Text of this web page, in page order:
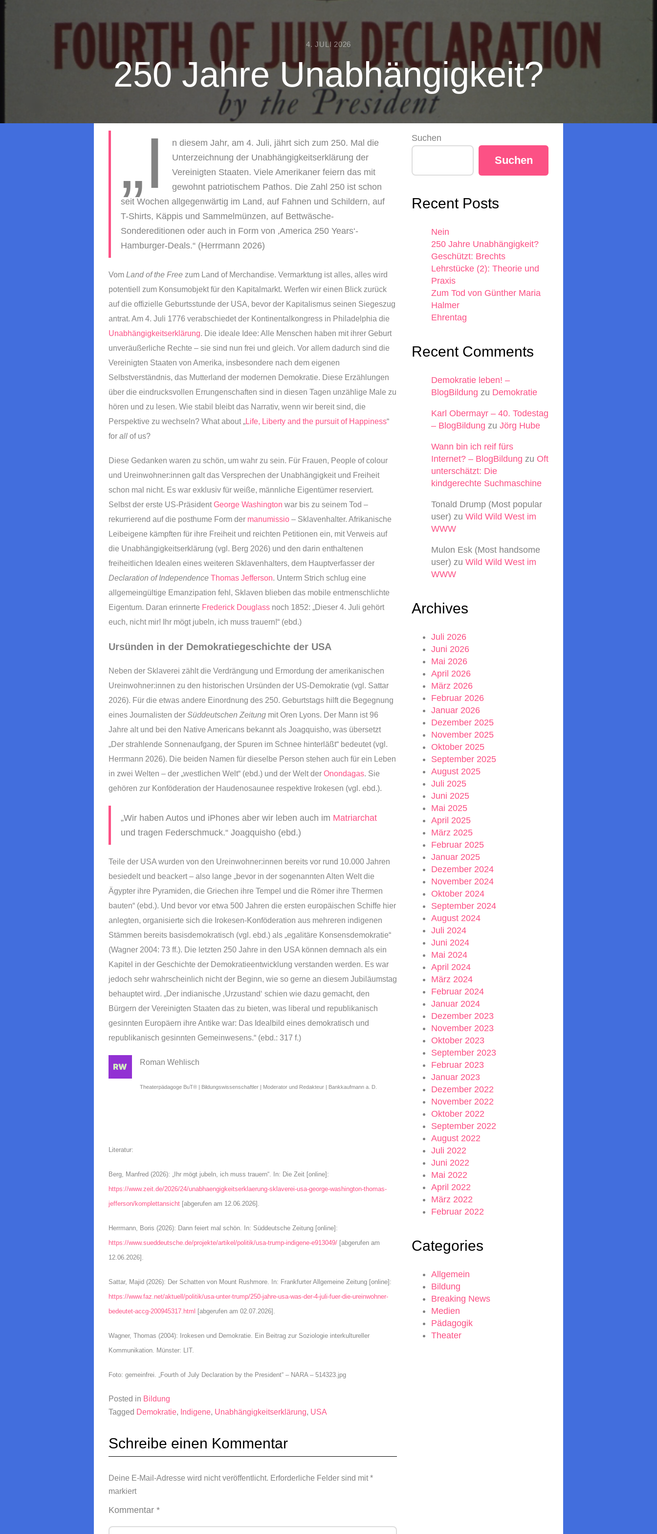
4. JULI 2026
250 Jahre Unabhängigkeit?
„I
n diesem Jahr, am 4. Juli, jährt sich zum 250. Mal die
Unterzeichnung der Unabhängigkeitserklärung der
Vereinigten Staaten. Viele Amerikaner feiern das mit
gewohnt patriotischem Pathos. Die Zahl 250 ist schon
seit Wochen allgegenwärtig im Land, auf Fahnen und Schildern, auf
T-Shirts, Käppis und Sammelmünzen, auf Bettwäsche-
Sondereditionen oder auch in Form von ‚America 250 Years‘-
Hamburger-Deals.“ (Herrmann 2026)
Vom Land of the Free zum Land of Merchandise. Vermarktung ist alles, alles wird
potentiell zum Konsumobjekt für den Kapitalmarkt. Werfen wir einen Blick zurück
auf die offizielle Geburtsstunde der USA, bevor der Kapitalismus seinen Siegeszug
antrat. Am 4. Juli 1776 verabschiedet der Kontinentalkongress in Philadelphia die
Unabhängigkeitserklärung. Die ideale Idee: Alle Menschen haben mit ihrer Geburt
unveräußerliche Rechte – sie sind nun frei und gleich. Vor allem dadurch sind die
Vereinigten Staaten von Amerika, insbesondere nach dem eigenen
Selbstverständnis, das Mutterland der modernen Demokratie. Diese Erzählungen
über die eindrucksvollen Errungenschaften sind in diesen Tagen unzählige Male zu
hören und zu lesen. Wie stabil bleibt das Narrativ, wenn wir bereit sind, die
Perspektive zu wechseln? What about „Life, Liberty and the pursuit of Happiness“
for all of us?
Diese Gedanken waren zu schön, um wahr zu sein. Für Frauen, People of colour
und Ureinwohner:innen galt das Versprechen der Unabhängigkeit und Freiheit
schon mal nicht. Es war exklusiv für weiße, männliche Eigentümer reserviert.
Selbst der erste US-PräsidentGeorge Washington war bis zu seinem Tod –
rekurrierend auf die posthume Form der manumissio – Sklavenhalter. Afrikanische
Leibeigene kämpften für ihre Freiheit und reichten Petitionen ein, mit Verweis auf
die Unabhängigkeitserklärung (vgl. Berg 2026) und den darin enthaltenen
freiheitlichen Idealen eines weiteren Sklavenhalters, dem Hauptverfasser der
Declaration of Independence Thomas Jefferson. Unterm Strich schlug eine
allgemeingültige Emanzipation fehl, Sklaven blieben das mobile entmenschlichte
Eigentum. Daran erinnerte Frederick Douglass noch 1852: „Dieser 4. Juli gehört
euch, nicht mir! Ihr mögt jubeln, ich muss trauern!“ (ebd.)
Ursünden in der Demokratiegeschichte der USA
Neben der Sklaverei zählt die Verdrängung und Ermordung der amerikanischen
Ureinwohner:innen zu den historischen Ursünden der US-Demokratie (vgl. Sattar
2026). Für die etwas andere Einordnung des 250. Geburtstags hilft die Begegnung
eines Journalisten der Süddeutschen Zeitung mit Oren Lyons. Der Mann ist 96
Jahre alt und bei den Native Americans bekannt als Joagquisho, was übersetzt
„Der strahlende Sonnenaufgang, der Spuren im Schnee hinterläßt“ bedeutet (vgl.
Herrmann 2026). Die beiden Namen für dieselbe Person stehen auch für ein Leben
in zwei Welten – der „westlichen Welt“ (ebd.) und der Welt der Onondagas. Sie
gehören zur Konföderation der Haudenosaunee respektive Irokesen (vgl. ebd.).
„Wir haben Autos und iPhones aber wir leben auch im Matriarchat
und tragen Federschmuck.“ Joagquisho (ebd.)
Teile der USA wurden von den Ureinwohner:innen bereits vor rund 10.000 Jahren
besiedelt und beackert – also lange „bevor in der sogenannten Alten Welt die
Ägypter ihre Pyramiden, die Griechen ihre Tempel und die Römer ihre Thermen
bauten“ (ebd.). Und bevor vor etwa 500 Jahren die ersten europäischen Schiffe hier
anlegten, organisierte sich die Irokesen-Konföderation aus mehreren indigenen
Stämmen bereits basisdemokratisch (vgl. ebd.) als „egalitäre Konsensdemokratie“
(Wagner 2004: 73 ff.). Die letzten 250 Jahre in den USA können demnach als ein
Kapitel in der Geschichte der Demokratieentwicklung verstanden werden. Es war
jedoch sehr wahrscheinlich nicht der Beginn, wie so gerne an diesem Jubiläumstag
behauptet wird. „Der indianische ‚Urzustand‘ schien wie dazu gemacht, den
Bürgern der Vereinigten Staaten das zu bieten, was liberal und republikanisch
gesinnten Europäern ihre Antike war: Das Idealbild eines demokratisch und
republikanisch gesinnten Gemeinwesens.“ (ebd.: 317 f.)
Roman Wehlisch
Theaterpädagoge BuT® | Bildungswissenschaftler | Moderator und Redakteur | Bankkaufmann a. D.
Literatur:
Berg, Manfred (2026): „Ihr mögt jubeln, ich muss trauern“. In: Die Zeit [online]:
https://www.zeit.de/2026/24/unabhaengigkeitserklaerung-sklaverei-usa-george-washington-thomas-
jefferson/komplettansicht [abgerufen am 12.06.2026].
Herrmann, Boris (2026): Dann feiert mal schön. In: Süddeutsche Zeitung [online]:
https://www.sueddeutsche.de/projekte/artikel/politik/usa-trump-indigene-e913049/ [abgerufen am
12.06.2026].
Sattar, Majid (2026): Der Schatten von Mount Rushmore. In: Frankfurter Allgemeine Zeitung [online]:
https://www.faz.net/aktuell/politik/usa-unter-trump/250-jahre-usa-was-der-4-juli-fuer-die-ureinwohner-
bedeutet-accg-200945317.html
[abgerufen am 02.07.2026].
Wagner, Thomas (2004): Irokesen und Demokratie. Ein Beitrag zur Soziologie interkultureller
Kommunikation. Münster: LIT.
Foto: gemeinfrei. „Fourth of July Declaration by the President“ – NARA – 514323.jpg
Posted in Bildung
Tagged Demokratie, Indigene, Unabhängigkeitserklärung, USA
Schreibe einen Kommentar
Deine E-Mail-Adresse wird nicht veröffentlicht. Erforderliche Felder sind mit*
markiert
Kommentar *
Suchen
Suchen
Recent Posts
Nein
250 Jahre Unabhängigkeit?
Geschützt: Brechts
Lehrstücke (2): Theorie und
Praxis
Zum Tod von Günther Maria
Halmer
Ehrentag
Recent Comments
Demokratie leben! –
BlogBildung zu Demokratie
Karl Obermayr – 40. Todestag
– BlogBildung zu Jörg Hube
Wann bin ich reif fürs
Internet? – BlogBildung zu Oft
unterschätzt: Die
kindgerechte Suchmaschine
Tonald Drump (Most popular
user) zu Wild Wild West im
WWW
Mulon Esk (Most handsome
user) zu Wild Wild West im
WWW
Archives
Juli 2026
Juni 2026
Mai 2026
April 2026
März 2026
Februar 2026
Januar 2026
Dezember 2025
November 2025
Oktober 2025
September 2025
August 2025
Juli 2025
Juni 2025
Mai 2025
April 2025
März 2025
Februar 2025
Januar 2025
Dezember 2024
November 2024
Oktober 2024
September 2024
August 2024
Juli 2024
Juni 2024
Mai 2024
April 2024
März 2024
Februar 2024
Januar 2024
Dezember 2023
November 2023
Oktober 2023
September 2023
Februar 2023
Januar 2023
Dezember 2022
November 2022
Oktober 2022
September 2022
August 2022
Juli 2022
Juni 2022
Mai 2022
April 2022
März 2022
Februar 2022
Categories
Allgemein
Bildung
Breaking News
Medien
Pädagogik
Theater